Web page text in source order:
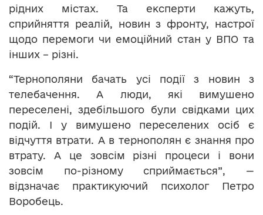
рідних містах. Та експерти кажуть,
сприйняття реалій, новин з фронту, настрої
щодо перемоги чи емоційний стан у ВПО та
інших – різні.
“Тернополяни бачать усі події з новин з
телебачення. А люди, які вимушено
переселені, здебільшого були свідками цих
подій. І у вимушено переселених осіб є
відчуття втрати. А в тернополян є знання про
втрату. А це зовсім різні процеси і вони
зовсім по-різному сприймається”, —
відзначає практикуючий психолог Петро
Воробець.